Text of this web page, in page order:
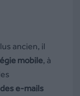
ancien, il
mobile, à
e-mails